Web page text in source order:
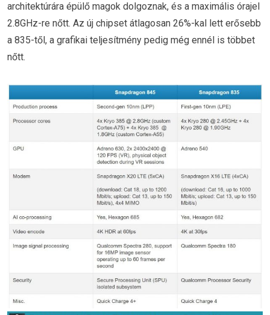
architektúrára épülő magok dolgoznak, és a maximális órajel
2.8GHz-re nőtt. Az új chipset átlagosan 26%-kal lett erősebb
a 835-től, a grafikai teljesítmény pedig még ennél is többet
nőtt.